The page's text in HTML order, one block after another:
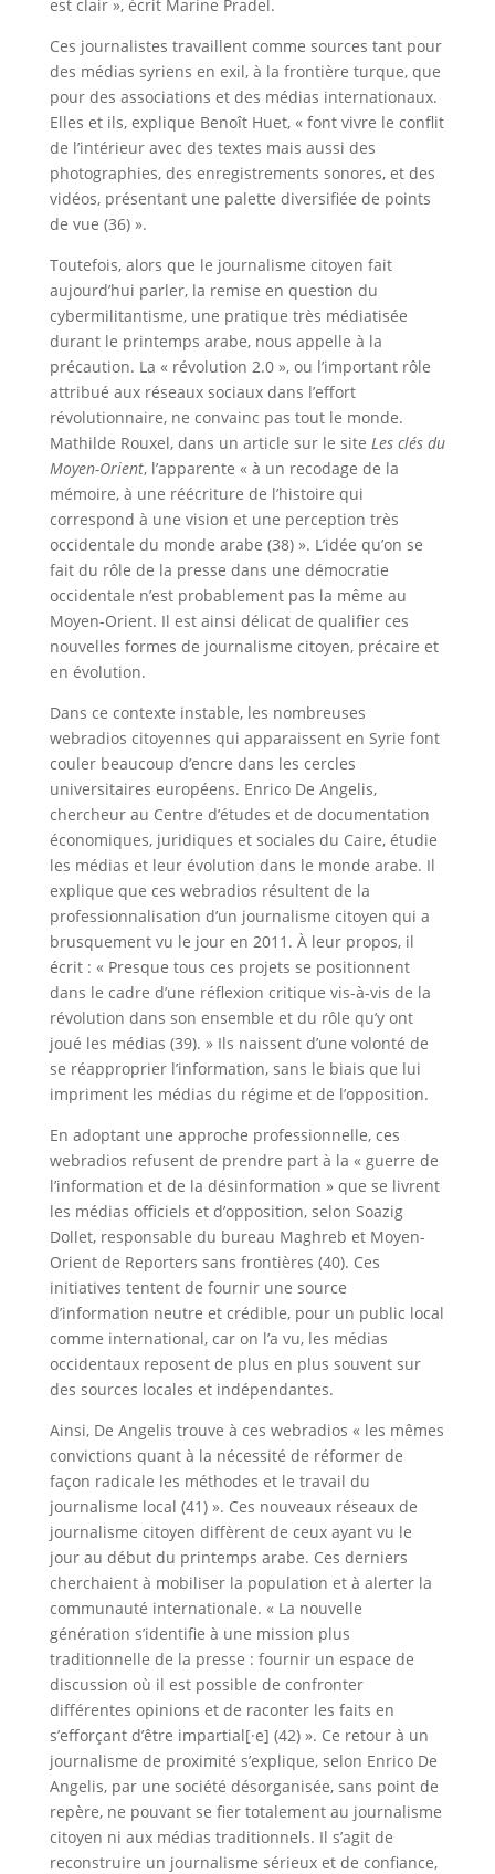
est clair », écrit Marine Pradel.
Ces journalistes travaillent comme sources tant pour
des médias syriens en exil, à la frontière turque, que
pour des associations et des médias internationaux.
Elles et ils, explique Benoît Huet, « font vivre le conflit
de l’intérieur avec des textes mais aussi des
photographies, des enregistrements sonores, et des
vidéos, présentant une palette diversifiée de points
de vue (36) ».
Toutefois, alors que le journalisme citoyen fait
aujourd’hui parler, la remise en question du
cybermilitantisme, une pratique très médiatisée
durant le printemps arabe, nous appelle à la
précaution. La « révolution 2.0 », ou l’important rôle
attribué aux réseaux sociaux dans l’effort
révolutionnaire, ne convainc pas tout le monde.
Mathilde Rouxel, dans un article sur le site Les clés du
Moyen-Orient, l’apparente « à un recodage de la
mémoire, à une réécriture de l’histoire qui
correspond à une vision et une perception très
occidentale du monde arabe (38) ». L’idée qu’on se
fait du rôle de la presse dans une démocratie
occidentale n’est probablement pas la même au
Moyen-Orient. Il est ainsi délicat de qualifier ces
nouvelles formes de journalisme citoyen, précaire et
en évolution.
Dans ce contexte instable, les nombreuses
webradios citoyennes qui apparaissent en Syrie font
couler beaucoup d’encre dans les cercles
universitaires européens. Enrico De Angelis,
chercheur au Centre d’études et de documentation
économiques, juridiques et sociales du Caire, étudie
les médias et leur évolution dans le monde arabe. Il
explique que ces webradios résultent de la
professionnalisation d’un journalisme citoyen qui a
brusquement vu le jour en 2011. À leur propos, il
écrit : « Presque tous ces projets se positionnent
dans le cadre d’une réflexion critique vis-à-vis de la
révolution dans son ensemble et du rôle qu’y ont
joué les médias (39). » Ils naissent d’une volonté de
se réapproprier l’information, sans le biais que lui
impriment les médias du régime et de l’opposition.
En adoptant une approche professionnelle, ces
webradios refusent de prendre part à la « guerre de
l’information et de la désinformation » que se livrent
les médias officiels et d’opposition, selon Soazig
Dollet, responsable du bureau Maghreb et Moyen-
Orient de Reporters sans frontières (40). Ces
initiatives tentent de fournir une source
d’information neutre et crédible, pour un public local
comme international, car on l’a vu, les médias
occidentaux reposent de plus en plus souvent sur
des sources locales et indépendantes.
Ainsi, De Angelis trouve à ces webradios « les mêmes
convictions quant à la nécessité de réformer de
façon radicale les méthodes et le travail du
journalisme local (41) ». Ces nouveaux réseaux de
journalisme citoyen diffèrent de ceux ayant vu le
jour au début du printemps arabe. Ces derniers
cherchaient à mobiliser la population et à alerter la
communauté internationale. « La nouvelle
génération s’identifie à une mission plus
traditionnelle de la presse : fournir un espace de
discussion où il est possible de confronter
différentes opinions et de raconter les faits en
s’efforçant d’être impartial[·e] (42) ». Ce retour à un
journalisme de proximité s’explique, selon Enrico De
Angelis, par une société désorganisée, sans point de
repère, ne pouvant se fier totalement au journalisme
citoyen ni aux médias traditionnels. Il s’agit de
reconstruire un journalisme sérieux et de confiance,